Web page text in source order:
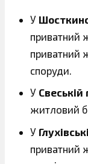
У
приватний
приватний
споруди.
У Свеській
житловий
У
приватний